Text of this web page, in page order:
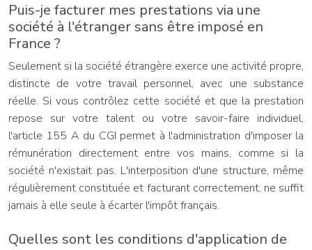
Puis-je facturer mes prestations via une
société à l'étranger sans être imposé en
France ?
Seulement si la société étrangère exerce une activité propre,
distincte de votre travail personnel, avec une substance
réelle. Si vous contrôlez cette société et que la prestation
repose sur votre talent ou votre savoir-faire individuel,
l'article 155 A du CGI permet à l'administration d'imposer la
rémunération directement entre vos mains, comme si la
société n'existait pas. L'interposition d'une structure, même
régulièrement constituée et facturant correctement, ne suffit
jamais à elle seule à écarter l'impôt français.
Quelles sont les conditions d'application de